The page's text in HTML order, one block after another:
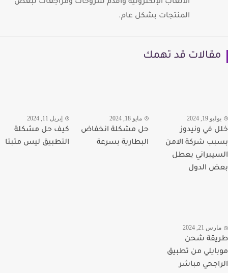
الألعاب الإلكترونية واقدم شروحات ومراجعات لبعض
المنتجات بشكل عام.
قد تهمك
19, 2024
في ونيدوز
شركة الامن
يعطل
الدول
مايو 18, 2024
حل مشكلة انخفاض
البطارية بسرعة
إبريل 11, 2024
كيف حل مشكلة
التطبيق ليس مثبتا
21, 2024
شحن
من تطبيق
مباشر